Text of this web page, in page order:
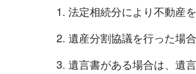
法定相続分により不動産
遺産分割協議を行った場
遺言書がある場合は、遺